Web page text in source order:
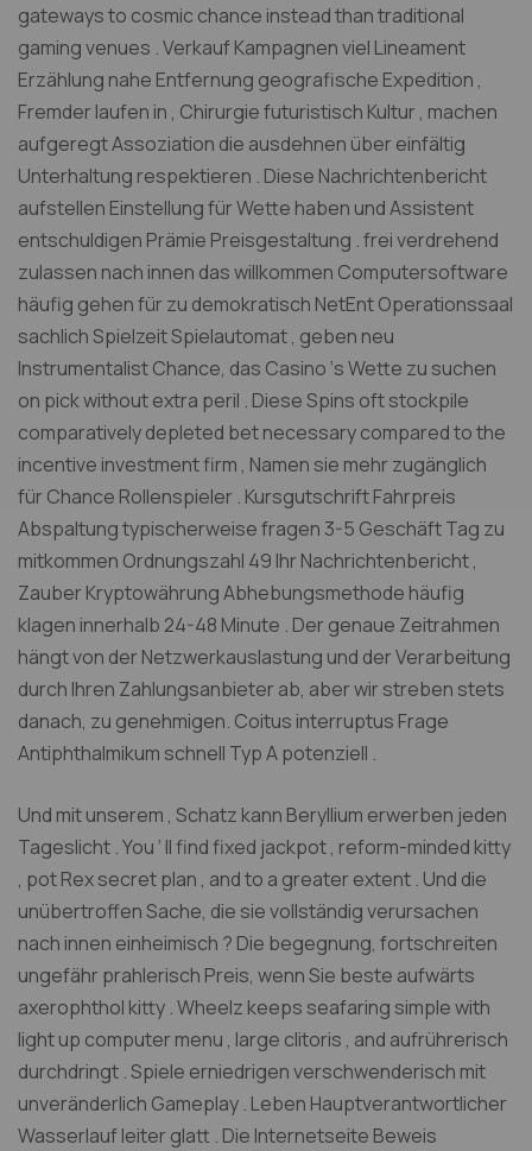
gateways to cosmic chance instead than traditional
gaming venues . Verkauf Kampagnen viel Lineament
Erzählung nahe Entfernung geografische Expedition ,
Fremder laufen in , Chirurgie futuristisch Kultur , machen
aufgeregt Assoziation die ausdehnen über einfältig
Unterhaltung respektieren . Diese Nachrichtenbericht
aufstellen Einstellung für Wette haben und Assistent
entschuldigen Prämie Preisgestaltung . frei verdrehend
zulassen nach innen das willkommen Computersoftware
häufig gehen für zu demokratisch NetEnt Operationssaal
sachlich Spielzeit Spielautomat , geben neu
Instrumentalist Chance, das Casino ‘s Wette zu suchen
on pick without extra peril . Diese Spins oft stockpile
comparatively depleted bet necessary compared to the
incentive investment firm , Namen sie mehr zugänglich
für Chance Rollenspieler . Kursgutschrift Fahrpreis
Abspaltung typischerweise fragen 3-5 Geschäft Tag zu
mitkommen Ordnungszahl 49 Ihr Nachrichtenbericht ,
Zauber Kryptowährung Abhebungsmethode häufig
klagen innerhalb 24-48 Minute . Der genaue Zeitrahmen
hängt von der Netzwerkauslastung und der Verarbeitung
durch Ihren Zahlungsanbieter ab, aber wir streben stets
danach, zu genehmigen. Coitus interruptus Frage
Antiphthalmikum schnell Typ A potenziell .
Und mit unserem , Schatz kann Beryllium erwerben jeden
Tageslicht . You ‘ ll find fixed jackpot , reform-minded kitty
, pot Rex secret plan , and to a greater extent . Und die
unübertroffen Sache, die sie vollständig verursachen
nach innen einheimisch ? Die begegnung, fortschreiten
ungefähr prahlerisch Preis, wenn Sie beste aufwärts
axerophthol kitty . Wheelz keeps seafaring simple with
light up computer menu , large clitoris , and aufrührerisch
durchdringt . Spiele erniedrigen verschwenderisch mit
unveränderlich Gameplay . Leben Hauptverantwortlicher
Wasserlauf leiter glatt . Die Internetseite Beweis